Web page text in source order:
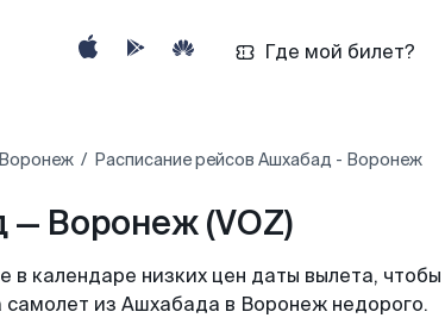
Где мой билет?
Воронеж Расписание рейсов Ашхабад - Воронеж
Воронеж (VOZ)
календаре низких цен даты вылета, чтобы
самолет из Ашхабада в Воронеж недорого.